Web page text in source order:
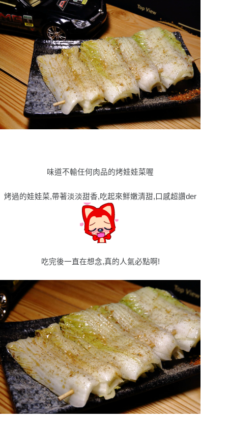
味道不輸任何肉品的烤娃娃菜喔
烤過的娃娃菜,帶著淡淡甜香,吃起來鮮嫩清甜,口感超讚der
吃完後一直在想念,真的人氣必點啊!